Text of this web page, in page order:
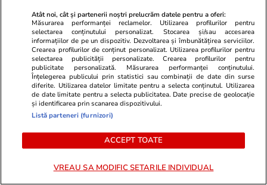
Lifestyle 14:25
30 de expresii în turcă esențiale
pentru vacanță: de la bazar la
Atât noi, cât și partenerii noștri prelucrăm datele pentru a oferi:
Măsurarea performanței reclamelor. Utilizarea profilurilor pentru
selectarea conținutului personalizat. Stocarea și/sau accesarea
informațiilor de pe un dispozitiv. Dezvoltarea și îmbunătățirea serviciilor.
Crearea profilurilor de conținut personalizat. Utilizarea profilurilor pentru
selectarea publicității personalizate. Crearea profilurilor pentru
publicitate personalizată. Măsurarea performanței conținutului.
Înțelegerea publicului prin statistici sau combinații de date din surse
diferite. Utilizarea datelor limitate pentru a selecta conținutul. Utilizarea
de date limitate pentru a selecta publicitatea. Date precise de geolocație
și identificarea prin scanarea dispozitivului.
Listă parteneri (furnizori)
ACCEPT TOATE
VREAU SA MODIFIC SETARILE INDIVIDUAL